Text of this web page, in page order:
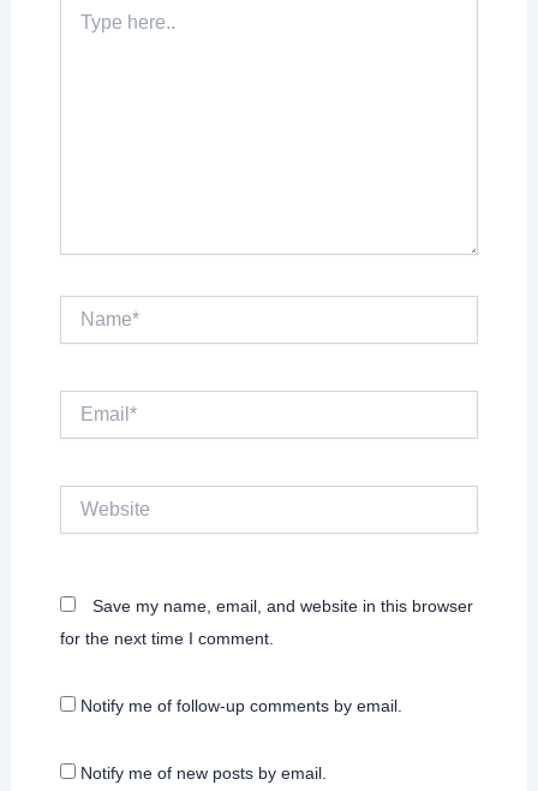
here..
Save my name, email, and website in this browser
for the next time I comment.
Notify me of follow-up comments by email.
Notify me of new posts by email.